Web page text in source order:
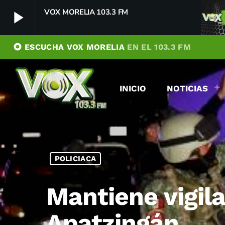
play_arrow VOX MORELIA 103.3 FM
play_arrow VOX MORELIA 103.3 FM
Player Debug
pushFeed = INITIALIZE1786045955984
[object Object]
album ESCUCHA VOX MORELIA EN EL 103.3 FM
INICIO NOTICIAS
POLICIACA
Mantiene